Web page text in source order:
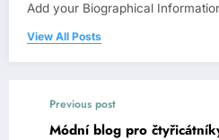
Add your Biographical
View All Posts
Previous post
Módní blog pro